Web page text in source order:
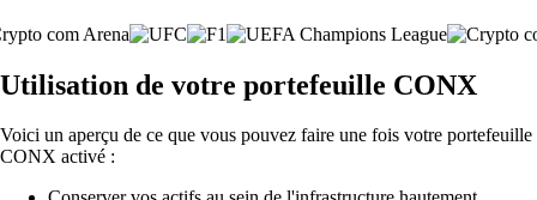
Utilisation de votre portefeuille CONX
Voici un aperçu de ce que vous pouvez faire une fois votre portefeuille
CONX activé :